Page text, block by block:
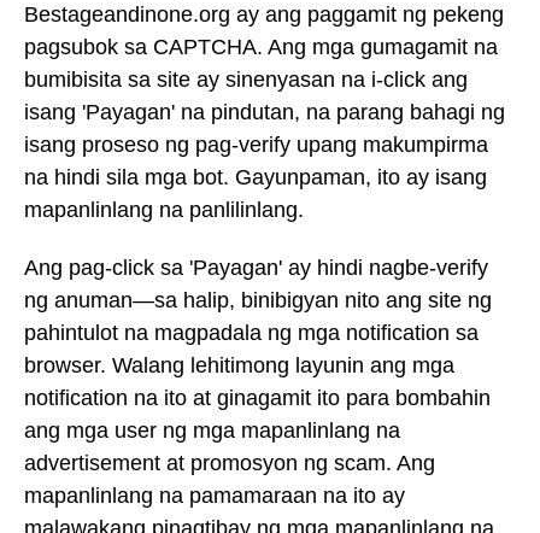
Bestageandinone.org ay ang paggamit ng pekeng
pagsubok sa CAPTCHA. Ang mga gumagamit na
bumibisita sa site ay sinenyasan na i-click ang
isang 'Payagan' na pindutan, na parang bahagi ng
isang proseso ng pag-verify upang makumpirma
na hindi sila mga bot. Gayunpaman, ito ay isang
mapanlinlang na panlilinlang.
Ang pag-click sa 'Payagan' ay hindi nagbe-verify
ng anuman—sa halip, binibigyan nito ang site ng
pahintulot na magpadala ng mga notification sa
browser. Walang lehitimong layunin ang mga
notification na ito at ginagamit ito para bombahin
ang mga user ng mga mapanlinlang na
advertisement at promosyon ng scam. Ang
mapanlinlang na pamamaraan na ito ay